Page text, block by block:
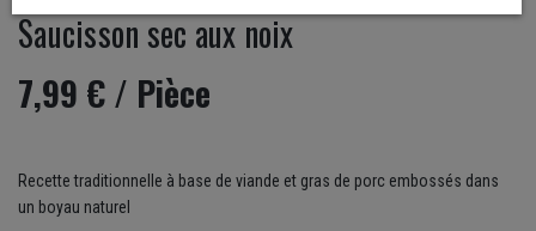
Saucisson sec aux noix
7,99 €/ Pièce
Recette traditionnelle à base de viande et gras de porc embossés dans
un boyau naturel